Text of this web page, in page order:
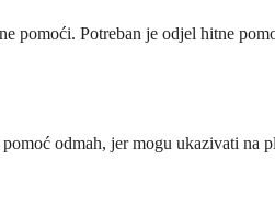
pomoći. Potreban je odjel hitne
odmah, jer mogu ukazivati na